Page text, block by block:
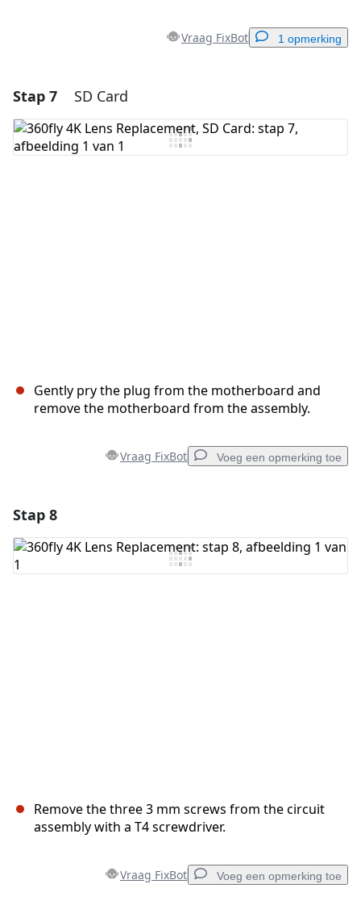
Vraag FixBot 1 opmerking
Voeg opmerking toe
Stap 7 SD Card
Gently pry the plug from the motherboard and
remove the motherboard from the assembly.
Vraag FixBot Voeg een opmerking toe
Voeg opmerking toe
Stap 8
Remove the three 3 mm screws from the circuit
assembly with a T4 screwdriver.
Vraag FixBot Voeg een opmerking toe